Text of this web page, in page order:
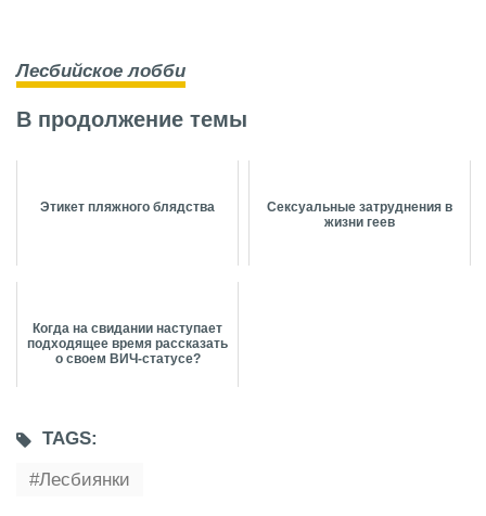
Лесбийское лобби
В продолжение темы
Этикет пляжного блядства
Сексуальные затруднения в
жизни геев
Когда на свидании наступает
подходящее время рассказать
о своем ВИЧ-статусе?
TAGS:
Лесбиянки